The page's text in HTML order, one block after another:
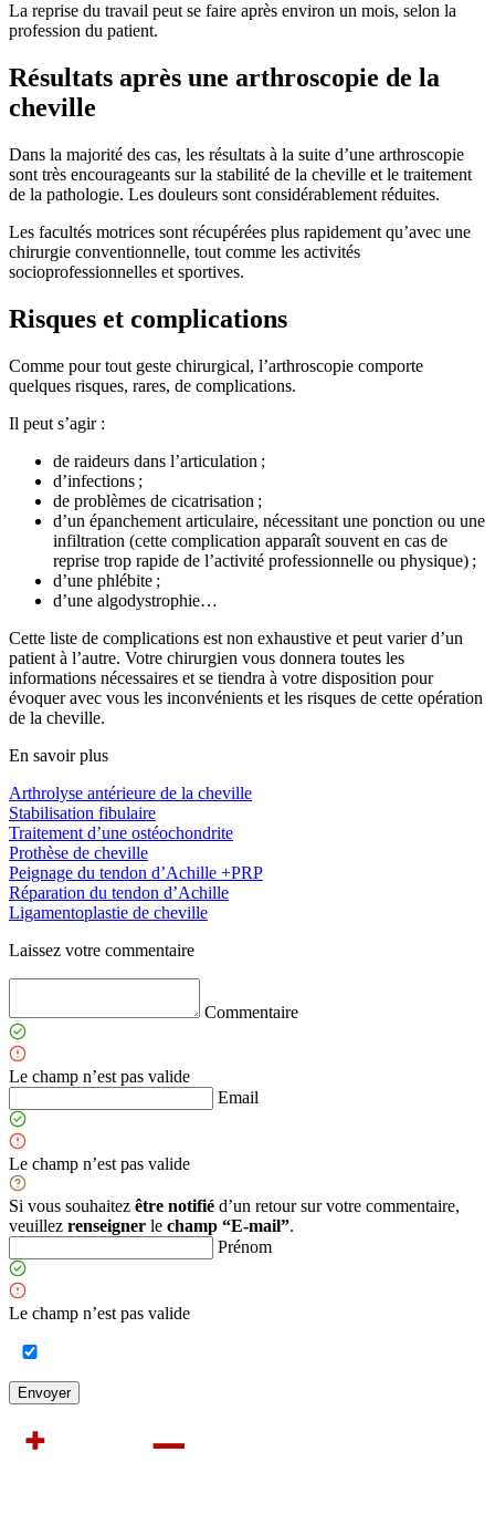
La reprise du travail peut se faire après environ un mois, selon la
profession du patient.
Résultats après une arthroscopie de la
cheville
Dans la majorité des cas, les résultats à la suite d’une arthroscopie
sont très encourageants sur la stabilité de la cheville et le traitement
de la pathologie. Les douleurs sont considérablement réduites.
Les facultés motrices sont récupérées plus rapidement qu’avec une
chirurgie conventionnelle, tout comme les activités
socioprofessionnelles et sportives.
Risques et complications
Comme pour tout geste chirurgical, l’arthroscopie comporte
quelques risques, rares, de complications.
Il peut s’agir :
de raideurs dans l’articulation ;
d’infections ;
de problèmes de cicatrisation ;
d’un épanchement articulaire, nécessitant une ponction ou une
infiltration (cette complication apparaît souvent en cas de
reprise trop rapide de l’activité professionnelle ou physique) ;
d’une phlébite ;
d’une algodystrophie…
Cette liste de complications est non exhaustive et peut varier d’un
patient à l’autre. Votre chirurgien vous donnera toutes les
informations nécessaires et se tiendra à votre disposition pour
évoquer avec vous les inconvénients et les risques de cette opération
de la cheville.
En savoir plus
Arthrolyse antérieure de la cheville
Stabilisation fibulaire
Traitement d’une ostéochondrite
Prothèse de cheville
Peignage du tendon d’Achille +PRP
Réparation du tendon d’Achille
Ligamentoplastie de cheville
Laissez votre commentaire
Commentaire
Le champ n’est pas valide
Email
Le champ n’est pas valide
Si vous souhaitez être notifié d’un retour sur votre commentaire,
veuillez renseigner le champ “E-mail”.
Prénom
Le champ n’est pas valide